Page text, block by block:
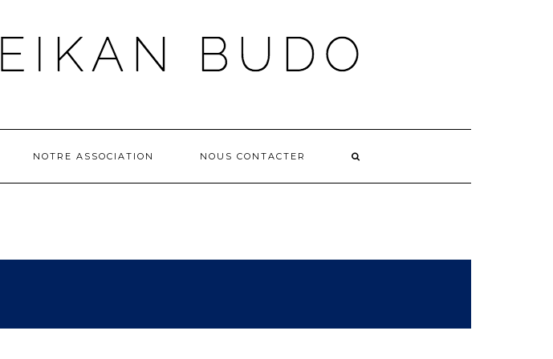
NOTRE ASSOCIATION NOUS CONTACTER